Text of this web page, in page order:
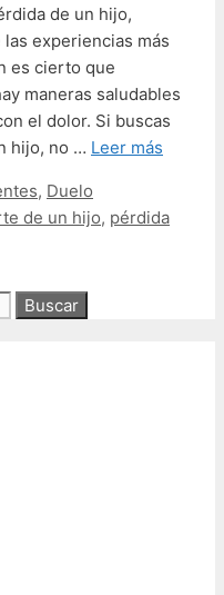
de un hijo,
experiencias más
es cierto que
maneras saludables
el dolor. Si buscas
hijo, no … Leer más
, Duelo
de un hijo, pérdida